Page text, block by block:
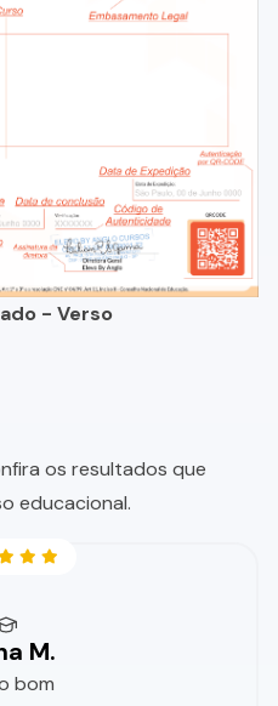
- Verso
os resultados que
educacional.
M.
bom